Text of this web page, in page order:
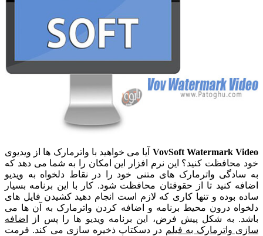
VovSoft Watermark Video آیا می خواهید با واترمارک ها از ویدیوی
خود محافظت کنید؟ این نرم افزار این امکان را به شما می دهد که
به سادگی واترمارک های متنی خود را در نقاط دلخواه به ویدیو
اضافه کنید تا از حقوقتان محافظت شود. کار با این برنامه بسیار
ساده بوده و تنها کاری که لازم است انجام دهید کشیدن فایل های
دلخواه درون محیط برنامه و اضافه کردن واترمارک به آن ها می
باشد. به شکل پیش فرض، این برنامه ویدیو ها را پس از
اضافه
سازی واترمارک به فیلم در دسکتاپ ذخیره سازی می کند. فرمت